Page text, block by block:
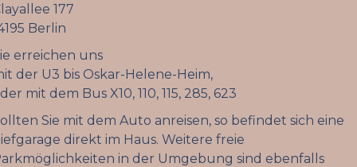
177
Berlin
erreichen uns
der U3 bis Oskar-Helene-Heim,
mit dem Bus X10, 110, 115, 285, 623
Sie mit dem Auto anreisen, so befindet sich eine
direkt im Haus. Weitere freie
in der Umgebung sind ebenfalls